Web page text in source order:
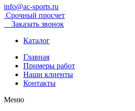
info@ac-sports.ru
Срочный просчет
Заказать звонок
Каталог
Главная
Примеры работ
Наши клиенты
Контакты
Меню